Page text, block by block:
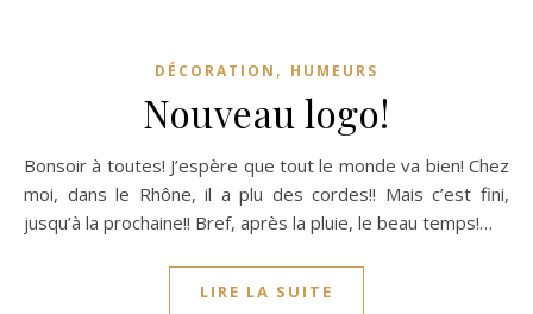
DÉCORATION , HUMEURS
Nouveau logo!
Bonsoir à toutes! J’espère que tout le monde va bien! Chez
moi, dans le Rhône, il a plu des cordes!! Mais c’est fini,
jusqu’à la prochaine!! Bref, après la pluie, le beau temps!…
LIRE LA SUITE